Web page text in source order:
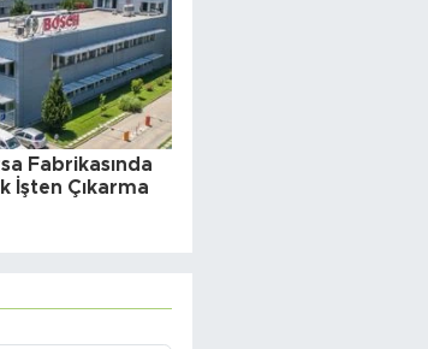
Fabrikasında
İşten Çıkarma